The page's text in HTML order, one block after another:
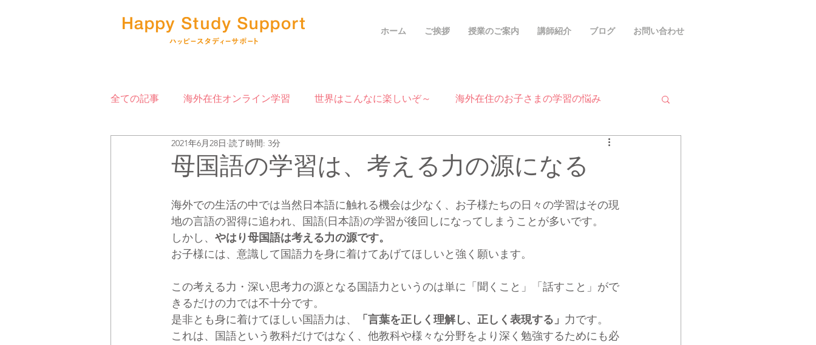
ホーム ご挨拶 授業のご案内 講師紹介 ブログ お問い合わせ
全ての記事 海外在住オンライン学習 世界はこんなに楽しいぞ～ 海外在住のお子さまの学習の悩み
オンライン授業 海外赴任
母国語の学習は、考える力の源になる
2021年6月28日 読了時間: 3分
海外での生活の中では当然日本語に触れる機会は少なく、お子様たちの日々の学習はその現
地の言語の習得に追われ、国語(日本語)の学習が後回しになってしまうことが多いです。
しかし、 やはり母国語は考える力の源です。
お子様には、意識して国語力を身に着けてあげてほしいと強く願います。
この考える力・深い思考力の源となる国語力というのは単に「聞くこと」「話すこと」がで
きるだけの力では不十分です。
是非とも身に着けてほしい国語力は、
「言葉を正しく理解し、正しく表現する」 力です。
これは、国語という教科だけではなく、他教科や様々な分野をより深く勉強するためにも必